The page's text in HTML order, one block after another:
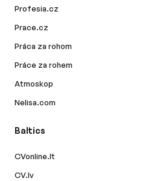
Profesia.cz
Prace.cz
Práca za rohom
Práce za rohem
Atmoskop
Nelisa.com
Baltics
CVonline.lt
CV.lv